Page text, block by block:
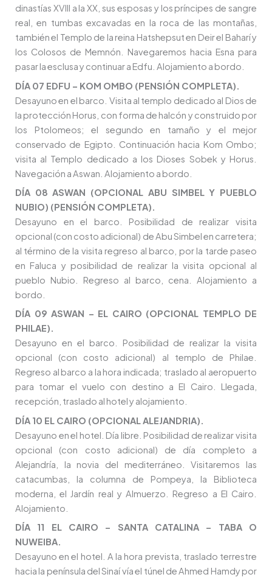
dinastías XVIII a la XX, sus esposas y los príncipes de sangre
real, en tumbas excavadas en la roca de las montañas,
también el Templo de la reina Hatshepsut en Deir el Baharí y
los Colosos de Memnón. Navegaremos hacia Esna para
pasar la esclusa y continuar a Edfu. Alojamiento a bordo.
DÍA 07 EDFU – KOM OMBO (PENSIÓN COMPLETA).
Desayuno en el barco. Visita al templo dedicado al Dios de
la protección Horus, con forma de halcón y construido por
los Ptolomeos; el segundo en tamaño y el mejor
conservado de Egipto. Continuación hacia Kom Ombo;
visita al Templo dedicado a los Dioses Sobek y Horus.
Navegación a Aswan. Alojamiento a bordo.
DÍA 08 ASWAN (OPCIONAL ABU SIMBEL Y PUEBLO
NUBIO) (PENSIÓN COMPLETA).
Desayuno en el barco. Posibilidad de realizar visita
opcional (con costo adicional) de Abu Simbel en carretera;
al término de la visita regreso al barco, por la tarde paseo
en Faluca y posibilidad de realizar la visita opcional al
pueblo Nubio. Regreso al barco, cena. Alojamiento a
bordo.
DÍA 09 ASWAN – EL CAIRO (OPCIONAL TEMPLO DE
PHILAE).
Desayuno en el barco. Posibilidad de realizar la visita
opcional (con costo adicional) al templo de Philae.
Regreso al barco a la hora indicada; traslado al aeropuerto
para tomar el vuelo con destino a El Cairo. Llegada,
recepción, traslado al hotel y alojamiento.
DÍA 10 EL CAIRO (OPCIONAL ALEJANDRIA).
Desayuno en el hotel. Día libre. Posibilidad de realizar visita
opcional (con costo adicional) de día completo a
Alejandría, la novia del mediterráneo. Visitaremos las
catacumbas, la columna de Pompeya, la Biblioteca
moderna, el Jardín real y Almuerzo. Regreso a El Cairo.
Alojamiento.
DÍA 11 EL CAIRO – SANTA CATALINA – TABA O
NUWEIBA.
Desayuno en el hotel. A la hora prevista, traslado terrestre
hacia la península del Sinaí vía el túnel de Ahmed Hamdy por